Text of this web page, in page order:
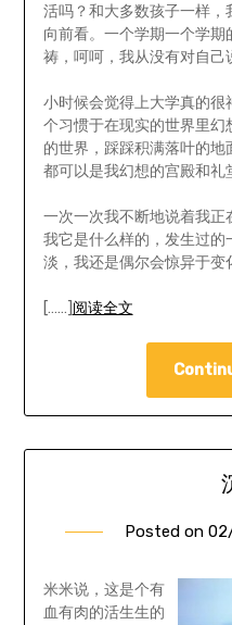
活吗？和大多数孩子一样
向前看。一个学期一个学
祷，呵呵，我从没有对自己
小时候会觉得上大学真的
个习惯于在现实的世界里
的世界，踩踩积满落叶的地
都可以是我幻想的宫殿和礼
一次一次我不断地说着我
我它是什么样的，发生过
淡，我还是偶尔会惊异于变
[……] 阅读全文
Posted on
米米说，这是个有
血有肉的活生生的